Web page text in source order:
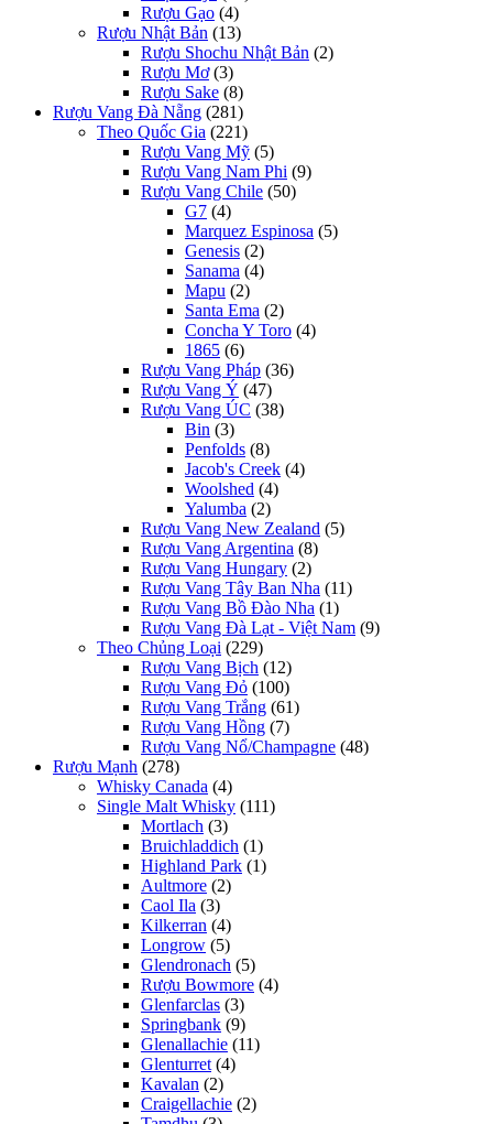
Rượu Gạo (4)
Rượu Nhật Bản (13)
Rượu Shochu Nhật Bản (2)
Rượu Mơ (3)
Rượu Sake (8)
Rượu Vang Đà Nẵng (281)
Theo Quốc Gia (221)
Rượu Vang Mỹ (5)
Rượu Vang Nam Phi (9)
Rượu Vang Chile (50)
G7 (4)
Marquez Espinosa (5)
Genesis (2)
Sanama (4)
Mapu (2)
Santa Ema (2)
Concha Y Toro (4)
1865 (6)
Rượu Vang Pháp (36)
Rượu Vang Ý (47)
Rượu Vang ÚC (38)
Bin (3)
Penfolds (8)
Jacob's Creek (4)
Woolshed (4)
Yalumba (2)
Rượu Vang New Zealand (5)
Rượu Vang Argentina (8)
Rượu Vang Hungary (2)
Rượu Vang Tây Ban Nha (11)
Rượu Vang Bồ Đào Nha (1)
Rượu Vang Đà Lạt - Việt Nam (9)
Theo Chủng Loại (229)
Rượu Vang Bịch (12)
Rượu Vang Đỏ (100)
Rượu Vang Trắng (61)
Rượu Vang Hồng (7)
Rượu Vang Nổ/Champagne (48)
Rượu Mạnh (278)
Whisky Canada (4)
Single Malt Whisky (111)
Mortlach (3)
Bruichladdich (1)
Highland Park (1)
Aultmore (2)
Caol Ila (3)
Kilkerran (4)
Longrow (5)
Glendronach (5)
Rượu Bowmore (4)
Glenfarclas (3)
Springbank (9)
Glenallachie (11)
Glenturret (4)
Kavalan (2)
Craigellachie (2)